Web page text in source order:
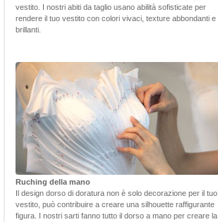
vestito. I nostri abiti da taglio usano abilità sofisticate per
rendere il tuo vestito con colori vivaci, texture abbondanti e
brillanti.
Ruching della mano
Il design dorso di doratura non è solo decorazione per il tuo
vestito, può contribuire a creare una silhouette raffigurante
figura. I nostri sarti fanno tutto il dorso a mano per creare la